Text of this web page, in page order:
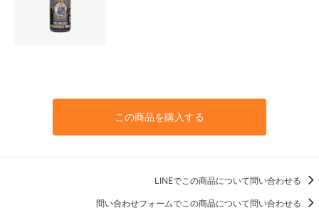
この商品を購入する
LINEでこの商品について問い合わせる
問い合わせフォームでこの商品について問い合わせる